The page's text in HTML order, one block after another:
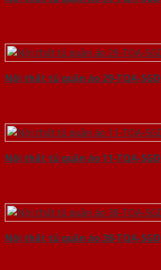
Nội thất tủ quần áo 29-TQA-SGD
Nội thất tủ quần áo 11-TQA-SGD
Nội thất tủ quần áo 38-TQA-SGD